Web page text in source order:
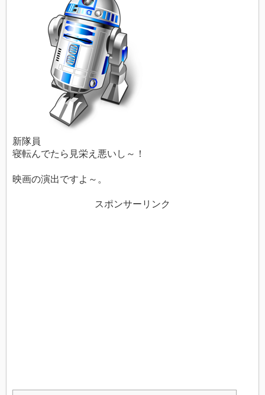
新隊員
寝転んでたら見栄え悪いし～！
映画の演出ですよ～。
スポンサーリンク